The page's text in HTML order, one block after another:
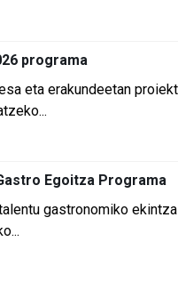
programa
eta erakundeetan
Egoitza Programa
gastronomiko